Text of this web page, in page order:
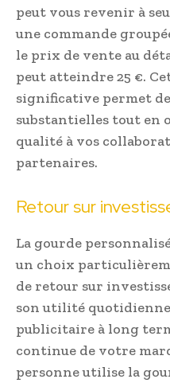
peut vous revenir à
une commande
le prix de vente au
peut atteindre 25 €.
significative permet
substantielles tout en
qualité à vos
partenaires.
Retour sur
La gourde
un choix
de retour sur
son utilité
publicitaire à long
continue de votre
personne utilise la